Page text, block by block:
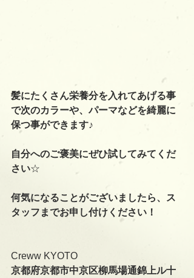
髪にたくさん栄養分を入れてあげる事
で次のカラーや、パーマなどを綺麗に
保つ事ができます♪
自分へのご褒美にぜひ試してみてくだ
さい☆
何気になることがございましたら、ス
タッフまでお申し付けください！
Creww KYOTO
京都府京都市中京区柳馬場通錦上ル十